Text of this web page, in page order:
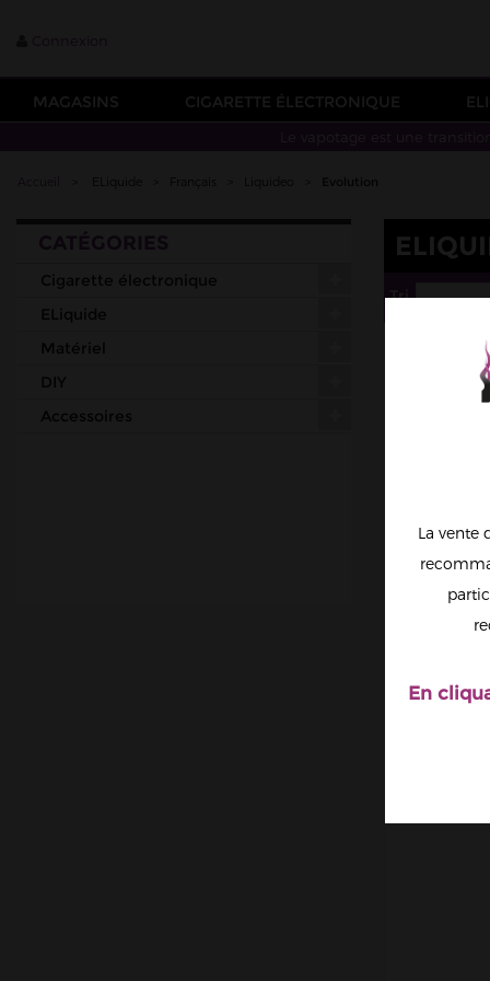
MAGASINS CIGARETTE ÉLECTRONIQUE
Cigarette électronique
ELiquide
Matériel
DIY
Accessoires
Tri --
La vente
En